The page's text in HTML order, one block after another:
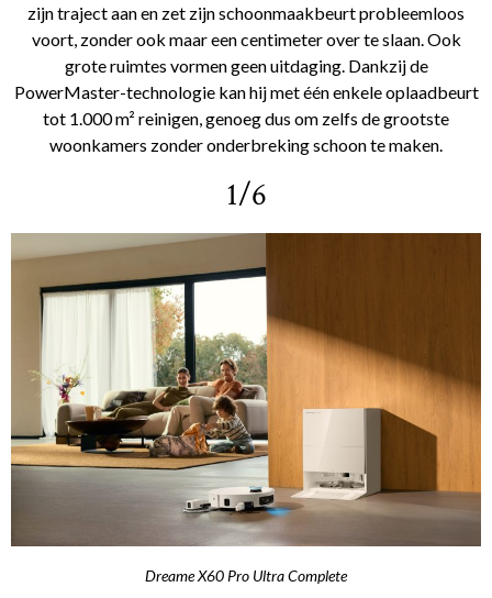
zijn traject aan en zet zijn schoonmaakbeurt probleemloos
voort, zonder ook maar een centimeter over te slaan. Ook
grote ruimtes vormen geen uitdaging. Dankzij de
PowerMaster-technologie kan hij met één enkele oplaadbeurt
tot 1.000 m² reinigen, genoeg dus om zelfs de grootste
woonkamers zonder onderbreking schoon te maken.
1/6
Dreame X60 Pro Ultra Complete